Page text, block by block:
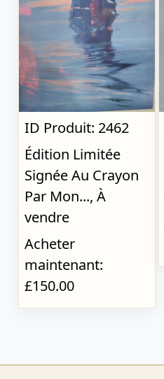
ID Produit: 2462
Édition Limitée
Signée Au Crayon
Par Mon..., À
vendre
Acheter
maintenant:
£150.00